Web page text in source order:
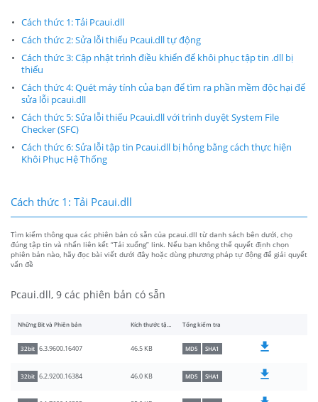
Cách thức 1: Tải Pcaui.dll
Cách thức 2: Sửa lỗi thiếu Pcaui.dll tự động
Cách thức 3: Cập nhật trình điều khiển để khôi phục tập tin .dll bị
thiếu
Cách thức 4: Quét máy tính của bạn để tìm ra phần mềm độc hại để
sửa lỗi pcaui.dll
Cách thức 5: Sửa lỗi thiếu Pcaui.dll với trình duyệt System File
Checker (SFC)
Cách thức 6: Sửa lỗi tập tin Pcaui.dll bị hỏng bằng cách thực hiện
Khôi Phục Hệ Thống
Cách thức 1: Tải Pcaui.dll
Tìm kiếm thông qua các phiên bản có sẵn của pcaui.dll từ danh sách bên dưới, chọ
đúng tập tin và nhấn liên kết “Tải xuống” link. Nếu bạn không thể quyết định chọn
phiên bản nào, hãy đọc bài viết dưới đây hoặc dùng phương pháp tự động để giải quyết
vấn đề
Pcaui.dll, 9 các phiên bản có sẵn
Những Bit và Phiên bản Kích thước tập tin Tổng kiểm tra
32bit 6.3.9600.16407 46.5 KB MD5 SHA1
32bit 6.2.9200.16384 46.0 KB MD5 SHA1